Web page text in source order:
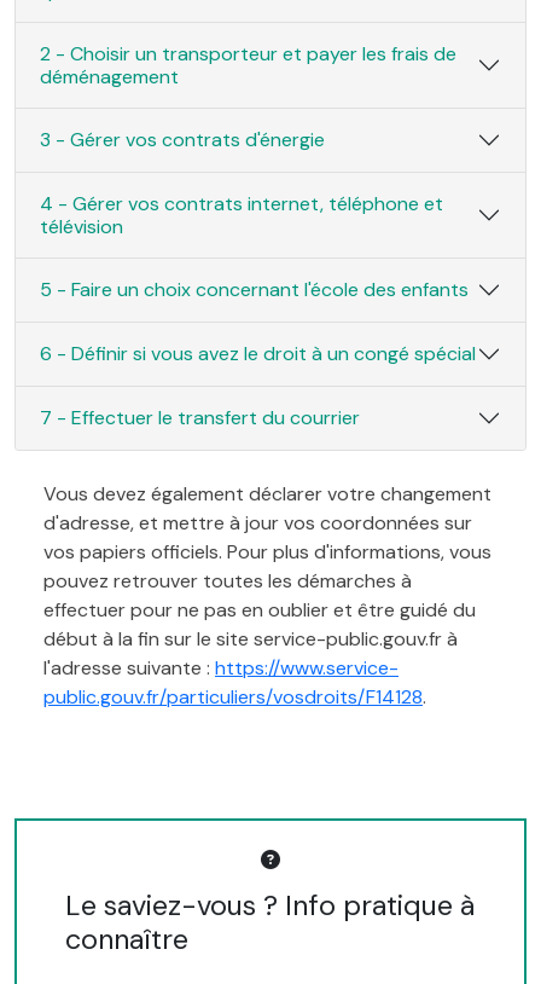
2 - Choisir un transporteur et payer les frais de
déménagement
3 - Gérer vos contrats d'énergie
4 - Gérer vos contrats internet, téléphone et
télévision
5 - Faire un choix concernant l'école des enfants
6 - Définir si vous avez le droit à un congé spécial
7 - Effectuer le transfert du courrier
Vous devez également déclarer votre changement
d'adresse, et mettre à jour vos coordonnées sur
vos papiers officiels. Pour plus d'informations, vous
pouvez retrouver toutes les démarches à
effectuer pour ne pas en oublier et être guidé du
début à la fin sur le site service-public.gouv.fr à
l'adresse suivante : https://www.service-
public.gouv.fr/particuliers/vosdroits/F14128.
Le saviez-vous ? Info pratique à
connaître